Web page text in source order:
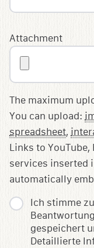
Ich stimme
gespeichert
Detaillierte
Attachment
The maximum
You can upload:
spreadsheet,
Links to
services inserted
automatically